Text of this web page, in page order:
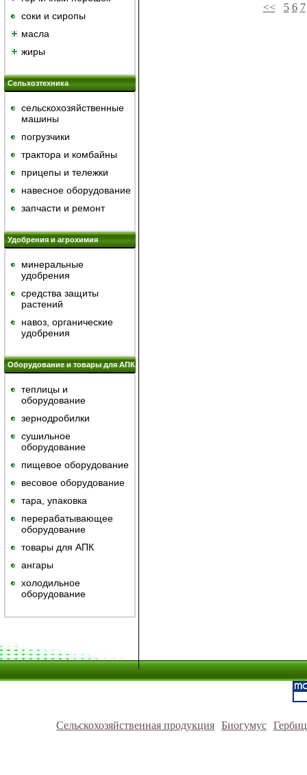
cоки и сиропы
масла
жиры
Сельхозтехника
сельскохозяйственные
машины
погрузчики
трактора и комбайны
прицепы и тележки
навесное оборудование
запчасти и ремонт
Удобрения и агрохимия
минеральные
удобрения
средства защиты
растений
навоз, органические
удобрения
Оборудование и товары для АПК
теплицы и
оборудование
зернодробилки
сушильное
оборудование
пищевое оборудование
весовое оборудование
тара, упаковка
перерабатывающее
оборудование
товары для АПК
ангары
холодильное
оборудование
<< 5 6 7
Сельскохозяйственная продукция Биогумус